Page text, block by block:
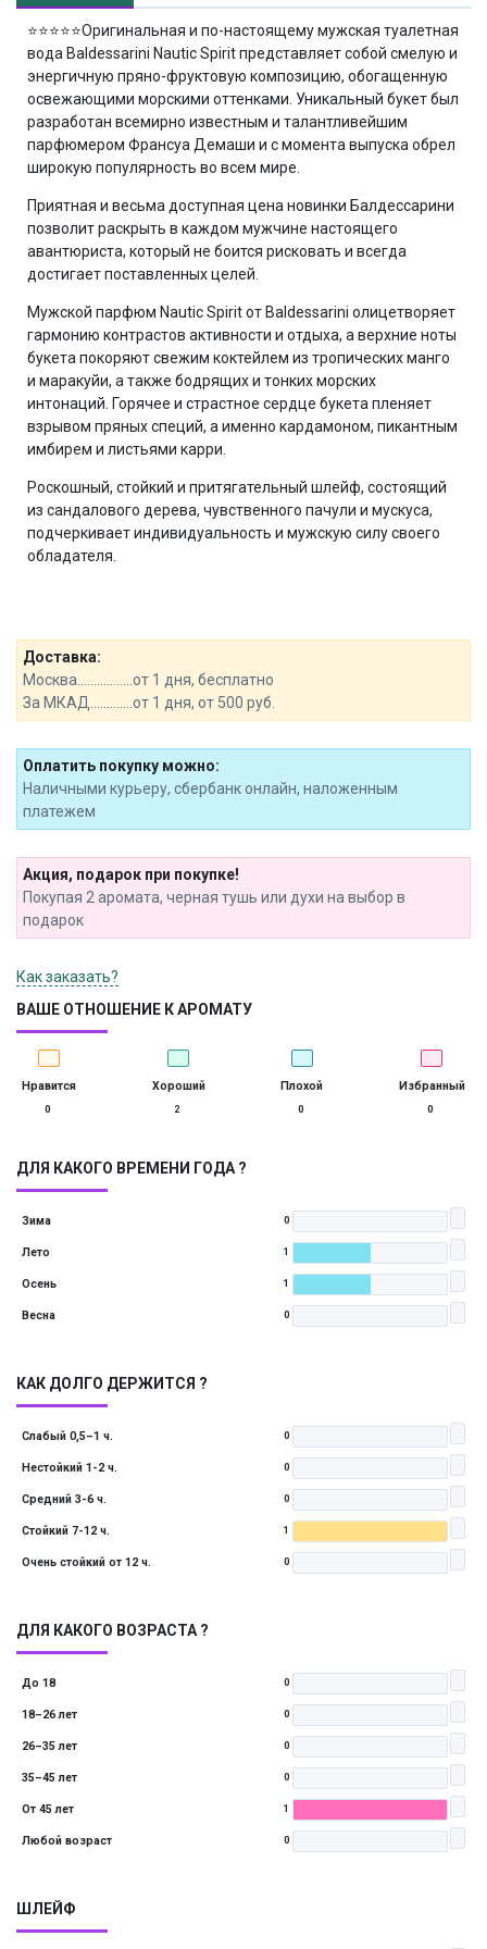
⭐⭐⭐⭐⭐Оригинальная и по-настоящему мужская туалетная
вода Baldessarini Nautic Spirit представляет собой смелую и
энергичную пряно-фруктовую композицию, обогащенную
освежающими морскими оттенками. Уникальный букет был
разработан всемирно известным и талантливейшим
парфюмером Франсуа Демаши и с момента выпуска обрел
широкую популярность во всем мире.
Приятная и весьма доступная цена новинки Балдессарини
позволит раскрыть в каждом мужчине настоящего
авантюриста, который не боится рисковать и всегда
достигает поставленных целей.
Мужской парфюм Nautic Spirit от Baldessarini олицетворяет
гармонию контрастов активности и отдыха, а верхние ноты
букета покоряют свежим коктейлем из тропических манго
и маракуйи, а также бодрящих и тонких морских
интонаций. Горячее и страстное сердце букета пленяет
взрывом пряных специй, а именно кардамоном, пикантным
имбирем и листьями карри.
Роскошный, стойкий и притягательный шлейф, состоящий
из сандалового дерева, чувственного пачули и мускуса,
подчеркивает индивидуальность и мужскую силу своего
обладателя.
Доставка:
Москва.................от 1 дня, бесплатно
За МКАД.............от 1 дня, от 500 руб.
Оплатить покупку можно:
Наличными курьеру, сбербанк онлайн, наложенным
платежем
Акция, подарок при покупке!
Покупая 2 аромата, черная тушь или духи на выбор в
подарок
Как заказать?
ВАШЕ ОТНОШЕНИЕ К АРОМАТУ
Нравится
0
Хороший
2
Плохой
0
Избранный
0
ДЛЯ КАКОГО ВРЕМЕНИ ГОДА ?
Зима 0
Лето 1
Осень 1
Весна 0
КАК ДОЛГО ДЕРЖИТСЯ ?
Слабый 0,5–1 ч. 0
Нестойкий 1-2 ч. 0
Средний 3-6 ч. 0
Стойкий 7-12 ч. 1
Очень стойкий от 12 ч. 0
ДЛЯ КАКОГО ВОЗРАСТА ?
До 18 0
18–26 лет 0
26–35 лет 0
35–45 лет 0
От 45 лет 1
Любой возраст 0
ШЛЕЙФ